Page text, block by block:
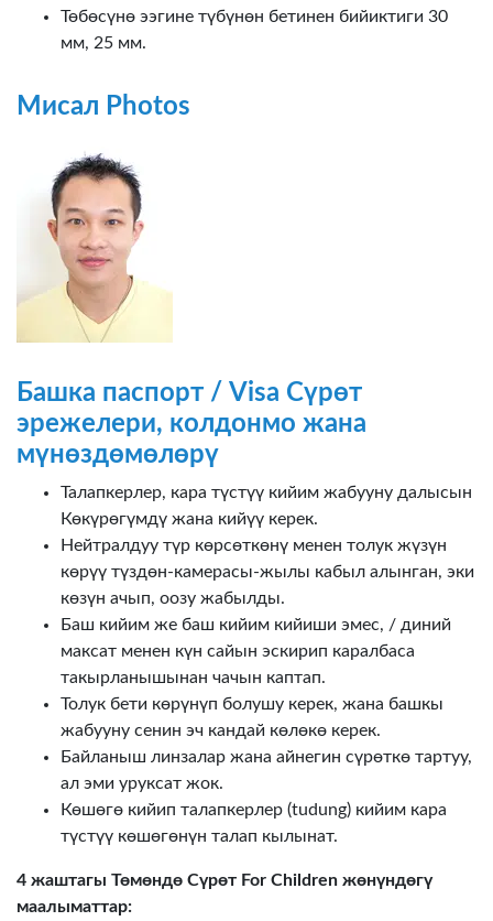
Төбөсүнө ээгине түбүнөн бетинен бийиктиги 30
мм, 25 мм.
Мисал Photos
Башка паспорт / Visa Сүрөт
эрежелери, колдонмо жана
мүнөздөмөлөрү
Талапкерлер, кара түстүү кийим жабууну далысын
Көкүрөгүмдү жана кийүү керек.
Нейтралдуу түр көрсөткөнү менен толук жүзүн
көрүү түздөн-камерасы-жылы кабыл алынган, эки
көзүн ачып, оозу жабылды.
Баш кийим же баш кийим кийиши эмес, / диний
максат менен күн сайын эскирип каралбаса
такырланышынан чачын каптап.
Толук бети көрүнүп болушу керек, жана башкы
жабууну сенин эч кандай көлөкө керек.
Байланыш линзалар жана айнегин сүрөткө тартуу,
ал эми уруксат жок.
Көшөгө кийип талапкерлер (tudung) кийим кара
түстүү көшөгөнүн талап кылынат.
4 жаштагы Төмөндө Сүрөт For Children жөнүндөгү
маалыматтар: